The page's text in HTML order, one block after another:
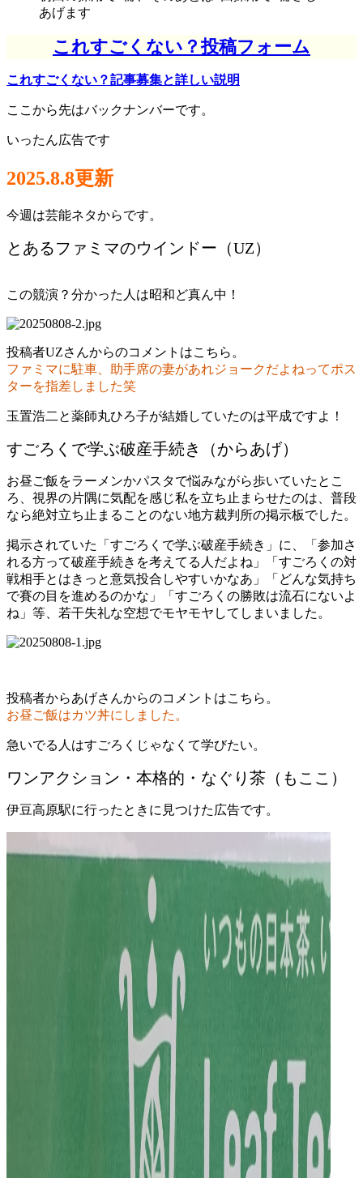
あげます
これすごくない？投稿フォーム
これすごくない？記事募集と詳しい説明
ここから先はバックナンバーです。
いったん広告です
2025.8.8更新
今週は芸能ネタからです。
とあるファミマのウインドー（UZ）
この競演？分かった人は昭和ど真ん中！
投稿者UZさんからのコメントはこちら。
ファミマに駐車、助手席の妻があれジョークだよねってポス
ターを指差しました笑
玉置浩二と薬師丸ひろ子が結婚していたのは平成ですよ！
すごろくで学ぶ破産手続き（からあげ）
お昼ご飯をラーメンかパスタで悩みながら歩いていたとこ
ろ、視界の片隅に気配を感じ私を立ち止まらせたのは、普段
なら絶対立ち止まることのない地方裁判所の掲示板でした。
掲示されていた「すごろくで学ぶ破産手続き」に、「参加さ
れる方って破産手続きを考えてる人だよね」「すごろくの対
戦相手とはきっと意気投合しやすいかなあ」「どんな気持ち
で賽の目を進めるのかな」「すごろくの勝敗は流石にないよ
ね」等、若干失礼な空想でモヤモヤしてしまいました。
投稿者からあげさんからのコメントはこちら。
お昼ご飯はカツ丼にしました。
急いでる人はすごろくじゃなくて学びたい。
ワンアクション・本格的・なぐり茶（もここ）
伊豆高原駅に行ったときに見つけた広告です。